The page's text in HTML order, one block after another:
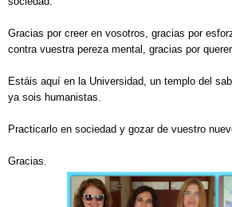
Gracias por creer en vosotros, gracias por
contra vuestra pereza mental, gracias por
Estáis aquí en la Universidad, un templo del
ya sois humanistas.
Practicarlo en sociedad y gozar de vuestro
Gracias.